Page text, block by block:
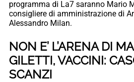
programma di La7 saranno Mario
consigliere di amministrazione di
Alessandro Milan.
NON E’ L’ARENA DI
GILETTI, VACCINI:
SCANZI